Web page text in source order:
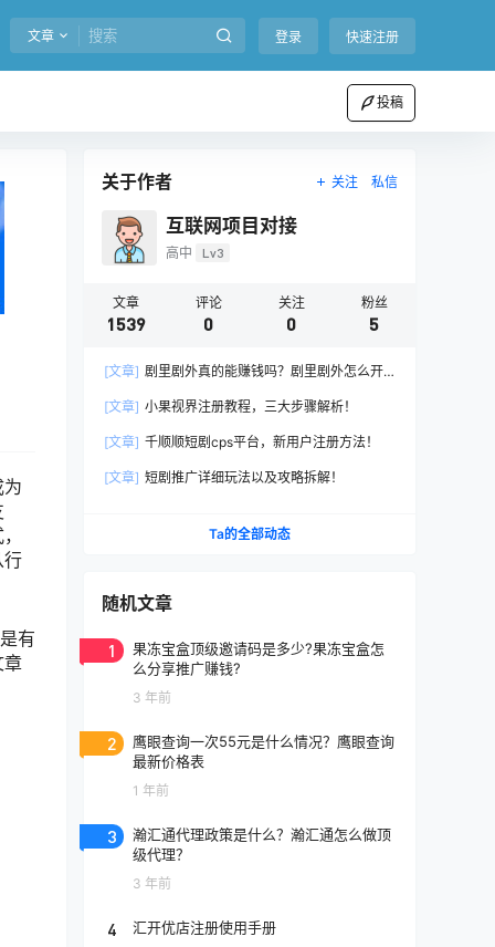
文章 登录 快速注册
投稿
行
有
章
关于作者 关注 私信
互联网项目对接
高中 Lv3
文章
1539
评论
0
关注
0
粉丝
5
[文章] 剧里剧外真的能赚钱吗？剧里剧外怎么开
[文章] 小果视界注册教程，三大步骤解析！
[文章] 千顺顺短剧cps平台，新用户注册方法！
[文章] 短剧推广详细玩法以及攻略拆解！
Ta的全部动态
随机文章
1
果冻宝盒顶级邀请码是多少?果冻宝盒怎
么分享推广赚钱?
3 年前
2
鹰眼查询一次55元是什么情况？鹰眼查询
最新价格表
1 年前
3
瀚汇通代理政策是什么？瀚汇通怎么做顶
级代理？
3 年前
4 汇开优店注册使用手册